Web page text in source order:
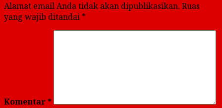
Alamat email Anda tidak akan dipublikasikan. Ruas
yang wajib ditandai *
Komentar*